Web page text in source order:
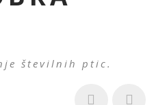
številnih ptic.